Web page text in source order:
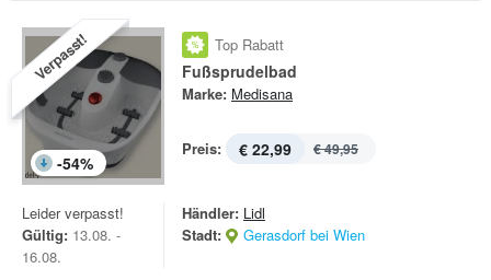
Verpasst!
-54%
Top Rabatt
Fußsprudelbad
Marke: Medisana
Preis: € 22,99 € 49,95
Leider verpasst!
Gültig: 13.08. -
16.08.
Händler: Lidl
Stadt:
Gerasdorf bei Wien